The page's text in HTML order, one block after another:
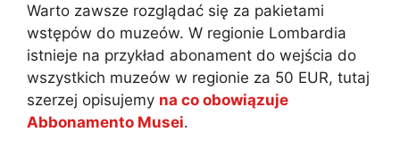
Warto zawsze rozglądać się za pakietami
wstępów do muzeów. W regionie Lombardia
istnieje na przykład abonament do wejścia do
wszystkich muzeów w regionie za 50 EUR, tutaj
szerzej opisujemy na co obowiązuje
Abbonamento Musei.